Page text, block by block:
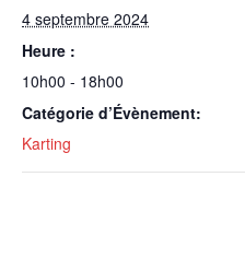
4 septembre 2024
Heure :
10h00 - 18h00
Catégorie d’Évènement:
Karting